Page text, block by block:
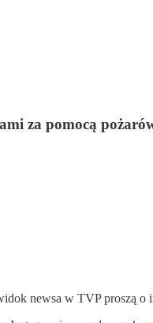
za pomocą
newsa w TVP proszą